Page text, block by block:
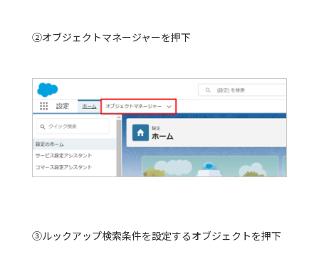
②オブジェクトマネージャーを押下
③ルックアップ検索条件を設定するオブジェクトを押下